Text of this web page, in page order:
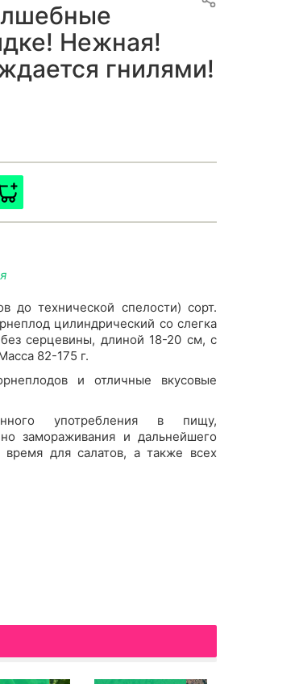
Нежная!
гнилями!
до технической спелости) сорт.
цилиндрический со слегка
серцевины, длиной 18-20 см, с
82-175 г.
и отличные вкусовые
употребления в пищу,
замораживания и дальнейшего
для салатов, а также всех